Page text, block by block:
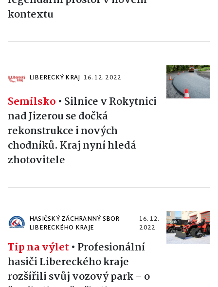
kontextu
LIBERECKÝ KRAJ 16. 12. 2022
Semilsko • Silnice v Rokytnici
nad Jizerou se dočká
rekonstrukce i nových
chodníků. Kraj nyní hledá
zhotovitele
HASIČSKÝ ZÁCHRANNÝ SBOR
LIBERECKÉHO KRAJE
16. 12.
2022
Tip na výlet • Profesionální
hasiči Libereckého kraje
rozšířili svůj vozový park – o